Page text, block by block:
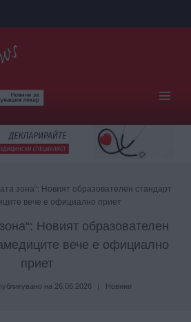
зона“: Новият образователен стандарт
вече е официално приет
Новият образователен
вече е официално
приет
на 26.06.2026 Новини